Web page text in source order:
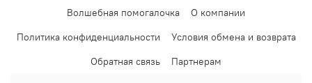
Волшебная помогалочка
О компании
Политика конфиденциальности
Условия обмена и возврата
Обратная связь
Партнерам